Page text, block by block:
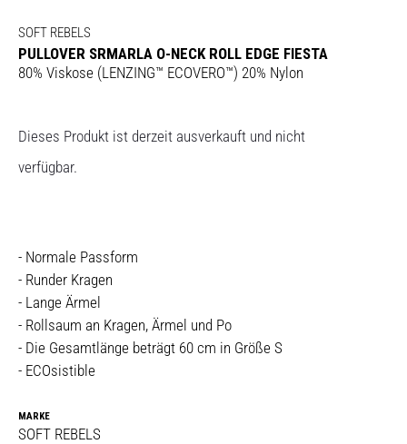
SOFT REBELS
PULLOVER SRMARLA O-NECK ROLL EDGE FIESTA
80% Viskose (LENZING™ ECOVERO™) 20% Nylon
Dieses Produkt ist derzeit ausverkauft und nicht
verfügbar.
- Normale Passform
- Runder Kragen
- Lange Ärmel
- Rollsaum an Kragen, Ärmel und Po
- Die Gesamtlänge beträgt 60 cm in Größe S
- ECOsistible
MARKE
SOFT REBELS